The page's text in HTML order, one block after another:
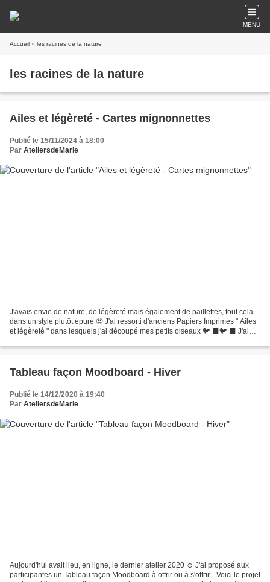
MENU
Accueil » les racines de la nature
les racines de la nature
Ailes et légèreté - Cartes mignonnettes
Publié le 15/11/2024 à 18:00
Par AteliersdeMarie
J'avais envie de nature, de légèreté mais également de paillettes, tout cela
dans un style plutôt épuré 🤨 J'ai ressorti d'anciens Papiers Imprimés " Ailes
et légèreté " dans lesquels j'ai découpé mes petits oiseaux 🐦 ⬛🐦 ⬛ J'ai
Tableau façon Moodboard - Hiver
Publié le 14/12/2020 à 19:40
Par AteliersdeMarie
Aujourd'hui avait lieu, en ligne, le dernier atelier 2020 ☺ J'ai proposé aux
participantes un Tableau façon Moodboard à offrir ou à s'offrir... Voici le projet